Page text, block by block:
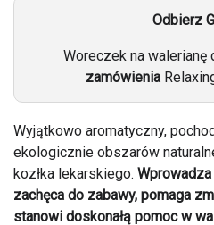
Odbierz
Woreczek na walerianę
zamówienia
Wyjątkowo aromatyczny,
ekologicznie obszarów
kozłka lekarskiego.
zachęca do zabawy, pomaga
stanowi doskonałą pomoc w